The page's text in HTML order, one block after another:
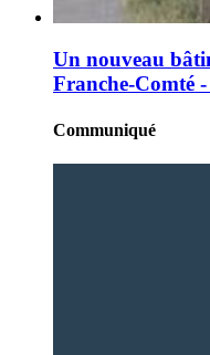
Un nouveau
Franche-Comté
Communiqué